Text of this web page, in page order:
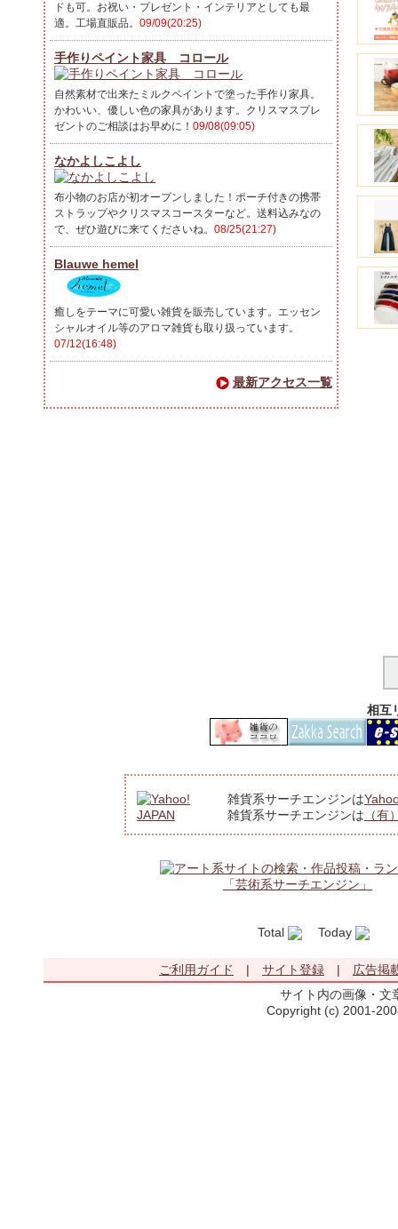
ドも可。お祝い・プレゼント・インテリアとしても最
適。工場直販品。 09/09(20:25)
手作りペイント家具 コロール
自然素材で出来たミルクペイントで塗った手作り家具。
かわいい、優しい色の家具があります。クリスマスプレ
ゼントのご相談はお早めに！ 09/08(09:05)
なかよしこよし
布小物のお店が初オープンしました！ポーチ付きの携帯
ストラップやクリスマスコースターなど。送料込みなの
で、ぜひ遊びに来てくださいね。 08/25(21:27)
Blauwe hemel
癒しをテーマに可愛い雑貨を販売しています。エッセン
シャルオイル等のアロマ雑貨も取り扱っています。
07/12(16:48)
最新アクセス一覧
相互
雑貨系サーチエンジンは
雑貨系サーチエンジンは （有
Total Today
ご利用ガイド | サイト登録 | 広告掲
サイト内の画像・文
Copyright (c) 2001-